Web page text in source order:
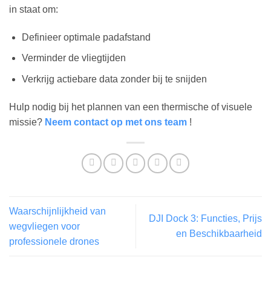
in staat om:
Definieer optimale padafstand
Verminder de vliegtijden
Verkrijg actiebare data zonder bij te snijden
Hulp nodig bij het plannen van een thermische of visuele
missie? Neem contact op met ons team !
Waarschijnlijkheid van
wegvliegen voor
professionele drones
DJI Dock 3: Functies, Prijs
en Beschikbaarheid